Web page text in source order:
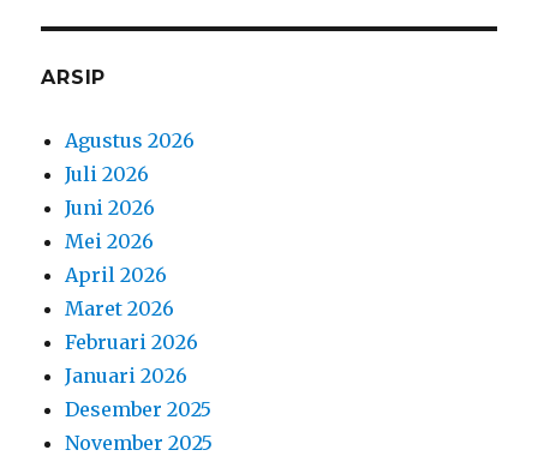
ARSIP
Agustus 2026
Juli 2026
Juni 2026
Mei 2026
April 2026
Maret 2026
Februari 2026
Januari 2026
Desember 2025
November 2025